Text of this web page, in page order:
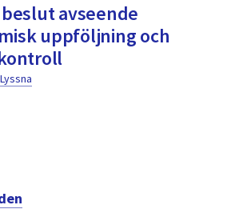
för
att
välja
avseende
uppföljning och
Lyssna